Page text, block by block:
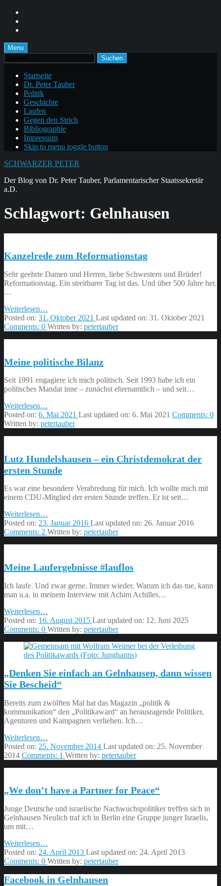
content
footer
Menu
Suchen
nach:
Startseite
Dr. Peter Tauber
Politik
Geschichte
Laufen
Gegen den Strich
Bibliographie
Impressum
Skip to menu toggle button
SCHWARZER PETER
Der Blog von Dr. Peter Tauber, Parlamentarischer Staatssekretär
a.D.
Schlagwort: Gelnhausen
Kanzelrede zum Reformationstag
Sehr geehrte Damen und Herren, liebe Schwestern und Brüder!
Reformationstag. Ein streitbarer Tag ist das. Und über 500 Jahre her.
…
Weiterlesen
zum
Reformationstag”
…
Posted on: 31. Oktober 2021 Last updated on: 31. Oktober 2021
Comments: 0 Written by: petertauber
Meine politische Bilanz
Seit 1991 engagiere ich mich politisch. Seit 1993 habe ich ein
politisches Mandat inne – zunächst ehrenamtlich – und seit…
Weiterlesen
politische
Bilanz”
…
Posted on: 6. Mai 2021 Last updated on: 6. Mai 2021 Comments: 0
Written by: petertauber
Lutz Hundelshausen – ein Christdemokrat der
ersten Stunde
Es war eine besondere Verabredung für mich. Ich wollte mich mit
einem CDU-Mitglied der ersten Stunde treffen. Er ist seit…
Weiterlesen“Lutz
Hundelshausen
–
ersten
…
Posted on: 23. Januar 2016 Last updated on: 26. Januar 2016
Comments: 2 Written by: petertauber
Meine Laufergebnisse #lauflos
Ich laufe. Und zwar gerne. Immer wieder. Warum ich das tue, kann
man u.a. in meinem Interview mit Achim Achilles…
Weiterlesen
Laufergebnisse
#lauflos”
…
Posted on: 16. August 2015 Last updated on: 12. Juni 2025
Comments: 0 Written by: petertauber
„Denken Sie einfach an Gelnhausen, dann wissen
Sie Bescheid“
Bereits zum zwölften Mal hat das Magazin „politik &
kommunikation“ den „Politikaward“ an herausragende Politiker,
Agenturen und Kampagnen verliehen. Ich…
Weiterlesen
Sie
einfach
wissen
Bescheid“”
…
Posted on: 25. November 2014 Last updated on: 25. November
2014 Comments: 1 Written by: petertauber
„We don’t have a Partner for Peace“
Junge Deutsche und israelische Nachwuchspolitiker treffen sich in
Gelnhausen Neulich traf ich in Berlin eine Gruppe junger Israelis,
um mit…
Weiterlesen
don’t
have
Partner
…
Posted on: 24. April 2013 Last updated on: 24. April 2013
Comments: 0 Written by: petertauber
Facebook in Gelnhausen